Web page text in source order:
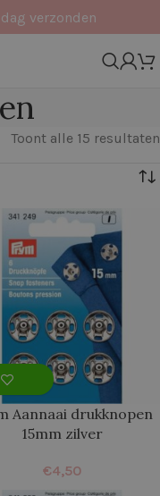
verzonden
Toont alle 15 resultaten
Aannaai drukknopen
15mm zilver
€4,50